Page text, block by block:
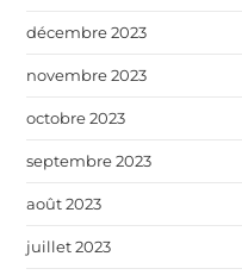
décembre 2023
novembre 2023
octobre 2023
septembre 2023
août 2023
juillet 2023